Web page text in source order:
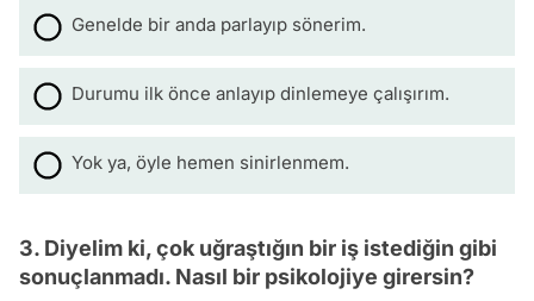
Genelde bir anda parlayıp sönerim.
Durumu ilk önce anlayıp dinlemeye çalışırım.
Yok ya, öyle hemen sinirlenmem.
3. Diyelim ki, çok uğraştığın bir iş istediğin gibi
sonuçlanmadı. Nasıl bir psikolojiye girersin?